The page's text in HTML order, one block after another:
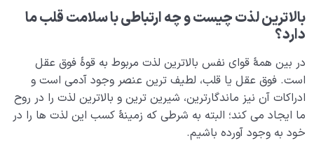
بالاترین لذت چیست و چه ارتباطی با سلامت قلب ما
دارد؟
در بین همۀ قوای نفس بالاترین لذت مربوط به قوۀ فوق عقل
است. فوق عقل یا قلب، لطیف ترین عنصر وجود آدمی است و
ادراکات آن نیز ماندگارترین، شیرین ترین و بالاترین لذت را در روح
ما ایجاد می کند؛ البته به شرطی که زمینۀ کسب این لذت ها را در
خود به وجود آورده باشیم.